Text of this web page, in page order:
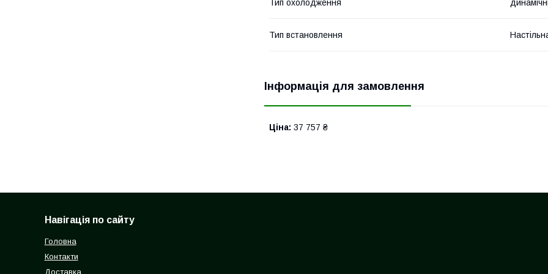
Тип охолодження
Тип встановлення
Інформація для замовлення
Ціна: 37 757 ₴
Навігація по сайту
Головна
Контакти
Доставка